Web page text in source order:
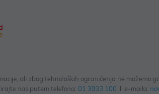
ali zbog tehnoloških ograničenja ne
nas putem telefona: 01 3033 100 ili e-maila: